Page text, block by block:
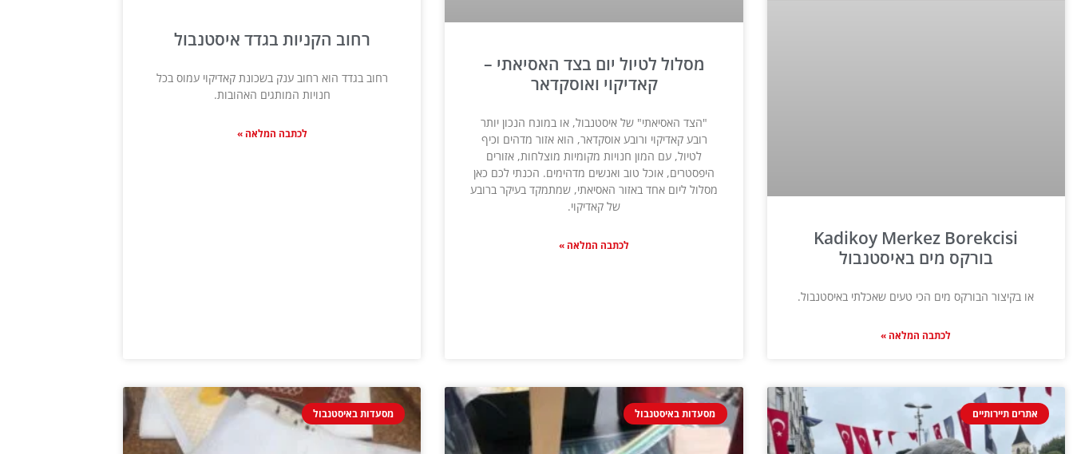
Kadikoy Merkez Borekcisi
בורקס מים באיסטנבול
או בקיצור הבורקס מים הכי טעים שאכלתי באיסטנבול.
לכתבה המלאה »
מסלול לטיול יום בצד האסיאתי –
קאדיקוי ואוסקדאר
"הצד האסיאתי" של איסטנבול, או במונח הנכון יותר
רובע קאדיקוי ורובע אוסקדאר, הוא אזור מדהים וכיף
לטיול, עם המון חנויות מקומיות מוצלחות, אזורים
היפסטרים, אוכל טוב ואנשים מדהימים. הכנתי לכם כאן
מסלול ליום אחד באזור האסיאתי, שמתמקד בעיקר ברובע
של קאדיקוי.
לכתבה המלאה »
רחוב הקניות בגדד איסטנבול
רחוב בגדד הוא רחוב ענק בשכונת קאדיקוי עמוס בכל
חנויות המותגים האהובות.
לכתבה המלאה »
אתרים תיירותיים מסעדות באיסטנבול מסעדות באיסטנבול